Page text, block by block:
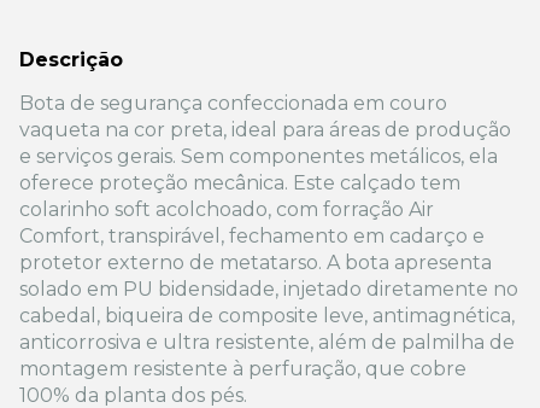
Descrição
Bota de segurança confeccionada em couro
vaqueta na cor preta, ideal para áreas de produção
e serviços gerais. Sem componentes metálicos, ela
oferece proteção mecânica. Este calçado tem
colarinho soft acolchoado, com forração Air
Comfort, transpirável, fechamento em cadarço e
protetor externo de metatarso. A bota apresenta
solado em PU bidensidade, injetado diretamente no
cabedal, biqueira de composite leve, antimagnética,
anticorrosiva e ultra resistente, além de palmilha de
montagem resistente à perfuração, que cobre
100% da planta dos pés.